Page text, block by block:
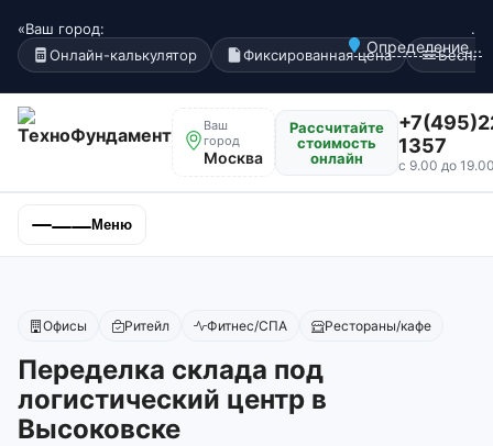
«Ваш город:
Определение...
.
Онлайн-калькулятор
Фиксированная цена
Ваш
город
Москва
Рассчитайте
стоимость
онлайн
1357
с 9.00 до
Меню
Офисы Ритейл Фитнес/СПА Рестораны/кафе
Переделка склада под
логистический центр в
Высоковске